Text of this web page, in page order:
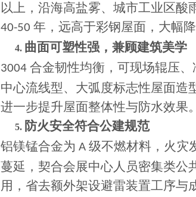
以上，沿海高盐雾、城市工业区
40-50 年，远高于彩钢屋面，大幅
4. 曲面可塑性强，兼顾建筑美学
3004 合金韧性均衡，可现场辊压
中心流线型、大弧度标志性屋面造
进一步提升屋面整体性与防水效果。
5. 防火安全符合公建规范
铝镁锰合金为 A 级不燃材料，火灾
蔓延，契合会展中心人员密集类公
用，省去额外架设避雷装置工序与